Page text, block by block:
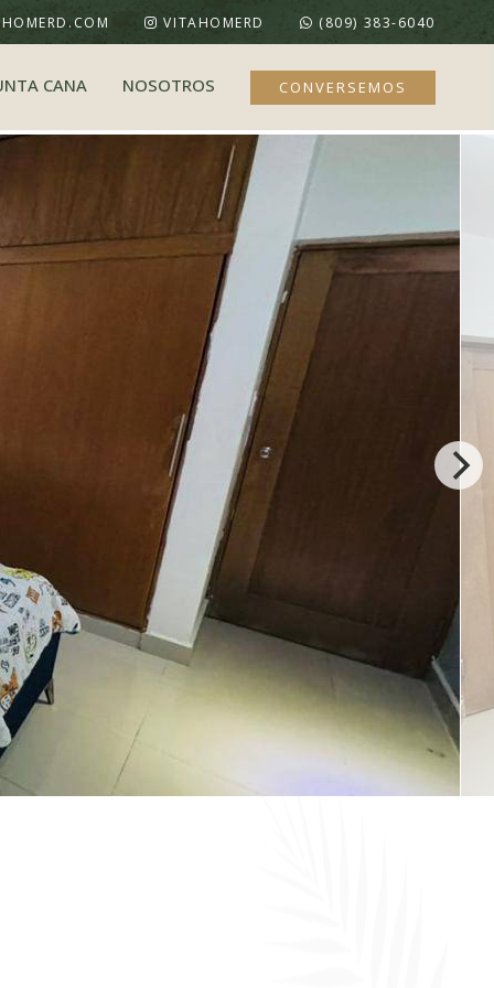
VITAHOMERD (809) 383-6040
CANA NOSOTROS CONVERSEMOS